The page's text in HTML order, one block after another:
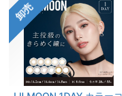
卸売